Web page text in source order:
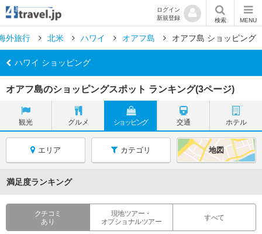
ログイン
新規登録
検索 MENU
外旅行 北米 ハワイ オアフ島 オアフ島 ショッピング
ハワイ ショッピング
オアフ島のショッピングスポット ランキング(3ページ)
観光 グルメ ショッピング 交通 ホテル
エリア カテゴリ 地図
満足度ランキング
クチコミ
あり
現地ツアー・
オプショナルツアー
すべて